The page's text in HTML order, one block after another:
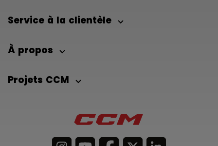
Service à la clientèle
À propos
Projets CCM